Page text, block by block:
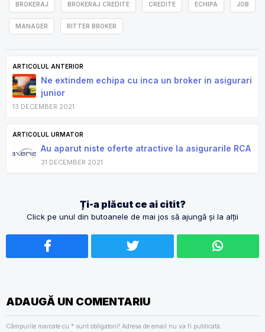
BROKERAJ BROKERAJ CREDITE CREDITE ECHIPA JOB
MANAGER RITTER BROKER
ARTICOLUL ANTERIOR
Ne extindem echipa cu inca un broker in asigurari
junior
13 DECEMBER 2021
ARTICOLUL URMATOR
Au aparut niste oferte atractive la asigurarile RCA
31 DECEMBER 2021
Ți-a plăcut ce ai citit?
Click pe unul din butoanele de mai jos să ajungă și la alții
ADAUGĂ UN COMENTARIU
Câmpurile marcate cu * sunt obligatorii! Adresa de email nu va fi publicată.